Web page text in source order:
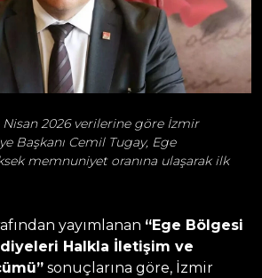
Nisan 2026 verilerine göre İzmir
Başkanı Cemil Tugay, Ege
memnuniyet oranına ulaşarak ilk
yayımlanan “Ege Bölgesi
Halkla İletişim ve
sonuçlarına göre, İzmir